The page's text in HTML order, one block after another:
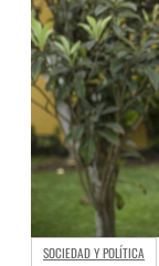
SOCIEDAD Y POLÍTICA